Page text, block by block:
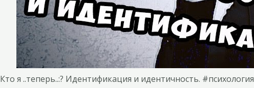
Кто я ..теперь..:? Идентификация и идентичность. #психология